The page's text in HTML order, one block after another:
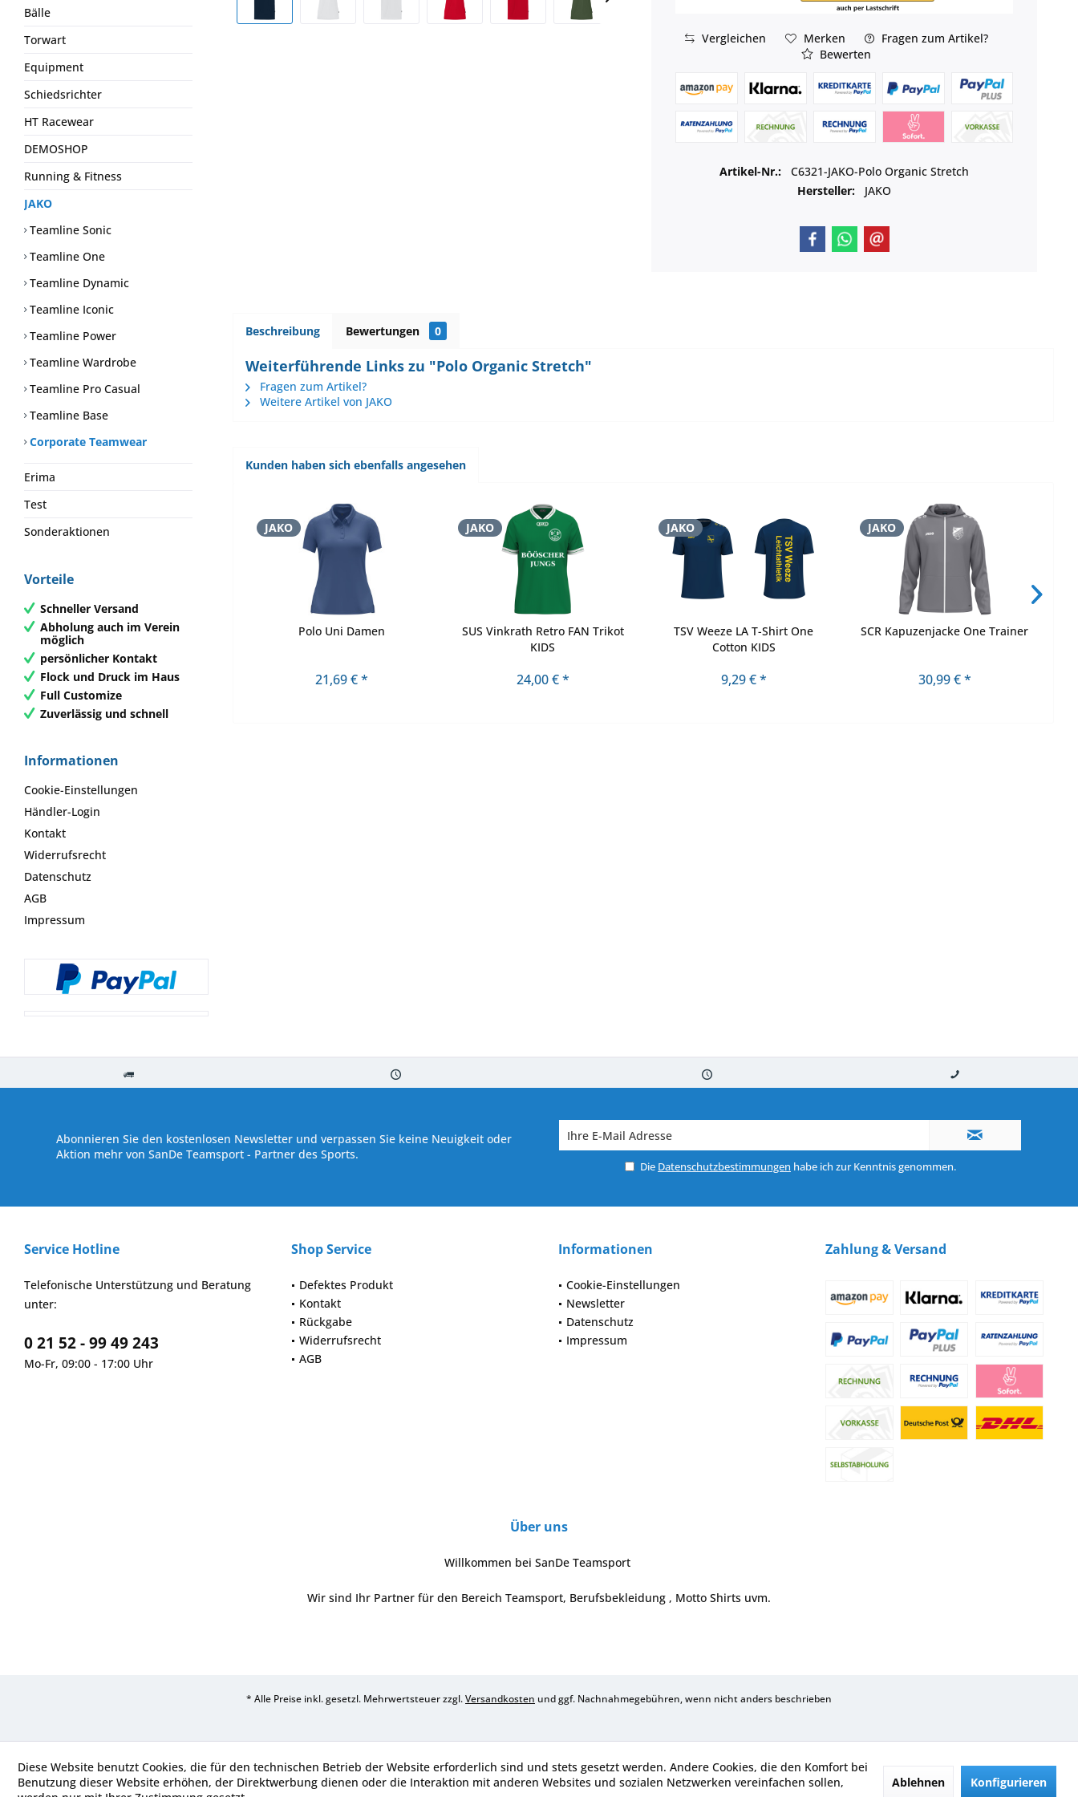
Bälle
Torwart
Equipment
Schiedsrichter
HT Racewear
DEMOSHOP
Running & Fitness
JAKO
Teamline Sonic
Teamline One
Teamline Dynamic
Teamline Iconic
Teamline Power
Teamline Wardrobe
Teamline Pro Casual
Teamline Base
Corporate Teamwear
Erima
Test
Sonderaktionen
Vorteile
Schneller Versand
Abholung auch im Verein
möglich
persönlicher Kontakt
Flock und Druck im Haus
Full Customize
Zuverlässig und schnell
Informationen
Cookie-Einstellungen
Händler-Login
Kontakt
Widerrufsrecht
Datenschutz
AGB
Impressum
Vergleichen Merken
Fragen zum Artikel?
Bewerten
Artikel-Nr.:
C6321-JAKO-Polo Organic Stretch
Hersteller:
JAKO
Beschreibung Bewertungen 0
Weiterführende Links zu "Polo Organic Stretch"
Fragen zum Artikel?
Weitere Artikel von JAKO
Kunden haben sich ebenfalls angesehen
JAKO
Polo Uni Damen
21,69 € *
JAKO
SUS Vinkrath Retro FAN Trikot
KIDS
24,00 € *
JAKO
TSV Weeze LA T-Shirt One
Cotton KIDS
9,29 € *
JAKO
SCR Kapuzenjacke One Trainer
30,99 € *
Abonnieren Sie den kostenlosen Newsletter und verpassen Sie keine Neuigkeit oder
Aktion mehr von SanDe Teamsport - Partner des Sports.
Die Datenschutzbestimmungen habe ich zur Kenntnis genommen.
Service Hotline
Telefonische Unterstützung und Beratung
unter:
0 21 52 - 99 49 243
Mo-Fr, 09:00 - 17:00 Uhr
Shop Service
Defektes Produkt
Kontakt
Rückgabe
Widerrufsrecht
AGB
Informationen
Cookie-Einstellungen
Newsletter
Datenschutz
Impressum
Zahlung & Versand
Über uns
Willkommen bei SanDe Teamsport
Wir sind Ihr Partner für den Bereich Teamsport, Berufsbekleidung , Motto Shirts uvm.
* Alle Preise inkl. gesetzl. Mehrwertsteuer zzgl.Versandkosten und ggf. Nachnahmegebühren, wenn nicht anders beschrieben
Diese Website benutzt Cookies, die für den technischen Betrieb der Website erforderlich sind und stets gesetzt werden. Andere Cookies, die den Komfort bei
Benutzung dieser Website erhöhen, der Direktwerbung dienen oder die Interaktion mit anderen Websites und sozialen Netzwerken vereinfachen sollen,
Ablehnen Konfigurieren